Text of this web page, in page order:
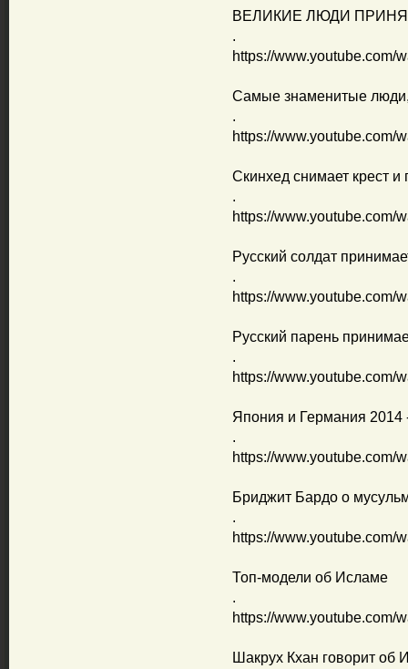
ВЕЛИКИЕ ЛЮДИ
.
https://www.youtube.com/
Самые знаменитые
.
https://www.youtube.com/
Скинхед снимает крест
.
https://www.youtube.com/
Русский солдат
.
https://www.youtube.com/
Русский парень
.
https://www.youtube.com/
Япония и Германия
.
https://www.youtube.com/
Бриджит Бардо о
.
https://www.youtube.com/
Топ-модели об Исламе
.
https://www.youtube.com/
Шакрух Кхан говорит об